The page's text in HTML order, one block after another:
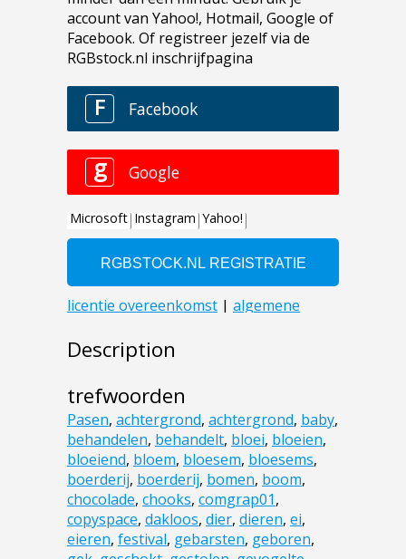
Description
trefwoorden
Pasen, achtergrond, achtergrond, baby,
behandelen, behandelt, bloei, bloeien,
bloeiend, bloem, bloesem, bloesems,
boerderij, boerderij, bomen, boom,
chocolade, chooks, comgrap01,
copyspace, dakloos, dier, dieren, ei,
eieren, festival, gebarsten, geboren,